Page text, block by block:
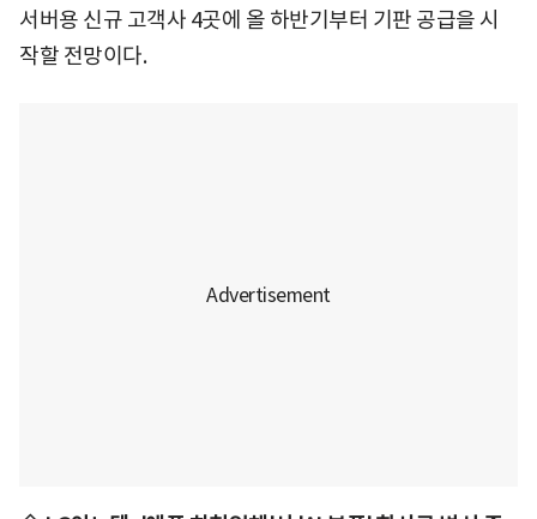
서버용 신규 고객사 4곳에 올 하반기부터 기판 공급을 시
작할 전망이다.